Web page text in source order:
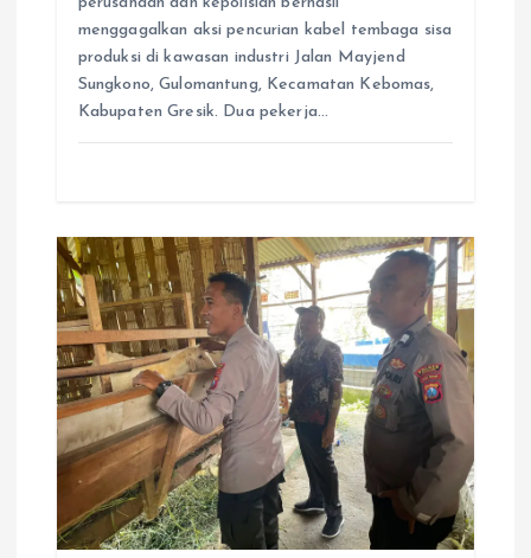
menggagalkan aksi pencurian kabel tembaga sisa
produksi di kawasan industri Jalan Mayjend
Sungkono, Gulomantung, Kecamatan Kebomas,
Kabupaten Gresik. Dua pekerja…